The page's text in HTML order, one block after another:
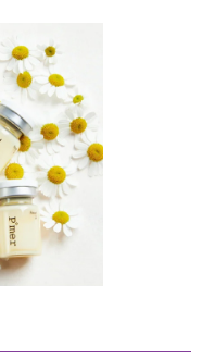
い購入しまし
ーで、保湿もさ
Cの刺激感もない
チって2週間弱使
はありませんで
また変わるのか
感もビューティ
のほうが個人的に